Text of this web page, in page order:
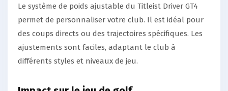
Le système de poids ajustable du Titleist Driver GT4
permet de personnaliser votre club. Il est idéal pour
des coups directs ou des trajectoires spécifiques. Les
ajustements sont faciles, adaptant le club à
différents styles et niveaux de jeu.